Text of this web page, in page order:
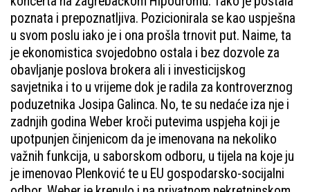
poznata i prepoznatljiva. Pozicionirala se kao uspješna
u svom poslu iako je i ona prošla trnovit put. Naime, ta
je ekonomistica svojedobno ostala i bez dozvole za
obavljanje poslova brokera ali i investicijskog
savjetnika i to u vrijeme dok je radila za kontroverznog
poduzetnika Josipa Galinca. No, te su nedaće iza nje i
zadnjih godina Weber kroči putevima uspjeha koji je
upotpunjen činjenicom da je imenovana na nekoliko
važnih funkcija, u saborskom odboru, u tijela na koje ju
je imenovao Plenković te u EU gospodarsko-socijalni